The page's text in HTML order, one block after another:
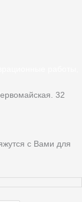
32
с Вами для